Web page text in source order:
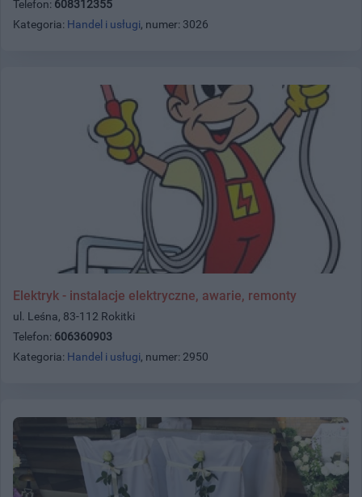
Telefon: 608312355
Kategoria: Handel i usługi, numer: 3026
Elektryk - instalacje elektryczne, awarie, remonty
ul. Leśna, 83-112 Rokitki
Telefon: 606360903
Kategoria: Handel i usługi, numer: 2950